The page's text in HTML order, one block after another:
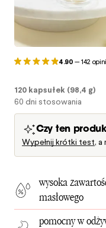
4.90—142
120 kapsułek (98,4 g)
60 dni stosowania
Czy ten
Wypełnij krótki test, a
wysoka
masłowego
pomocny w